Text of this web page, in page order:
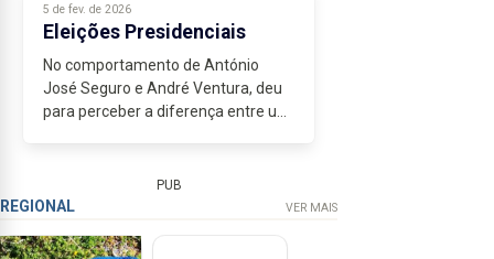
5 de fev. de 2026
Eleições Presidenciais
No comportamento de António
José Seguro e André Ventura, deu
para perceber a diferença entre um
PUB
REGIONAL VER MAIS